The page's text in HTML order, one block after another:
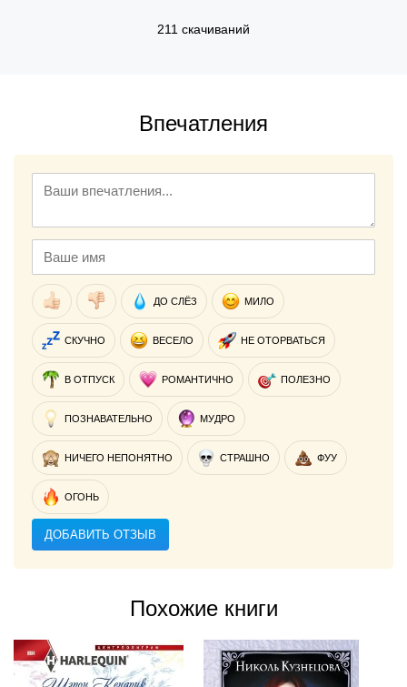
211 скачиваний
Впечатления
ДО СЛЁЗ МИЛО
СКУЧНО ВЕСЕЛО НЕ ОТОРВАТЬСЯ
В ОТПУСК РОМАНТИЧНО ПОЛЕЗНО
ПОЗНАВАТЕЛЬНО МУДРО
НИЧЕГО НЕПОНЯТНО СТРАШНО ФУУ
ОГОНЬ
ДОБАВИТЬ ОТЗЫВ
Похожие книги